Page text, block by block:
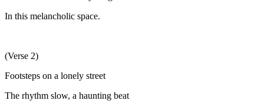
In this melancholic space.
(Verse 2)
Footsteps on a lonely street
The rhythm slow, a haunting beat